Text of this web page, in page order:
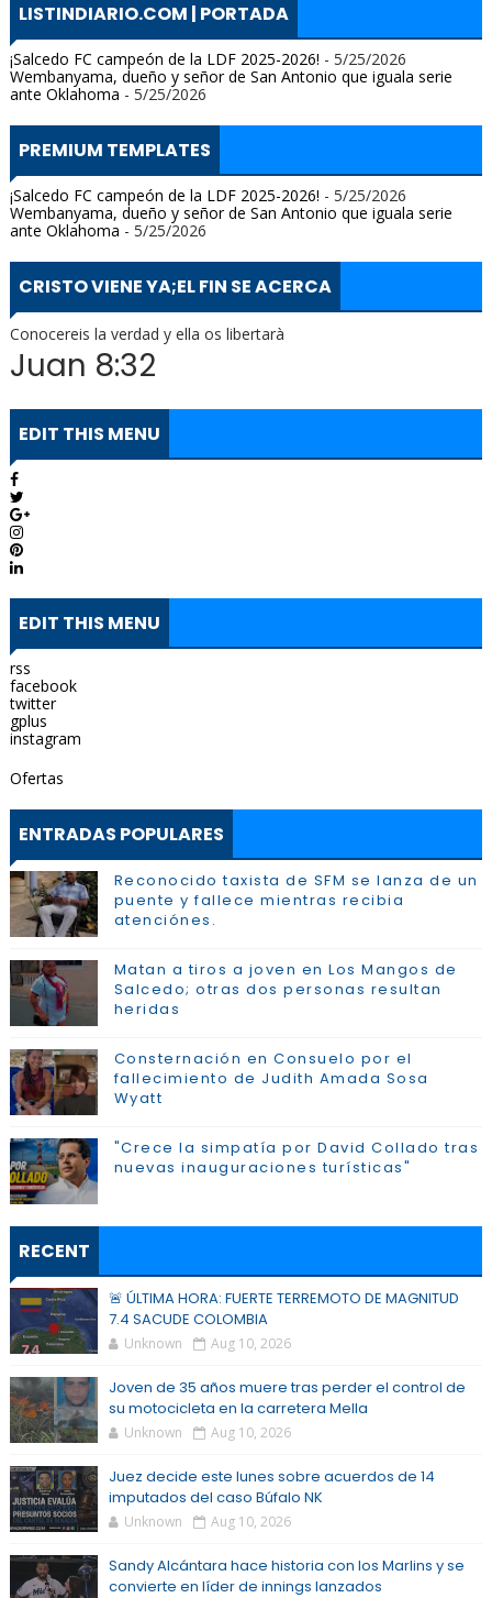
LISTINDIARIO.COM | PORTADA
¡Salcedo FC campeón de la LDF 2025-2026! - 5/25/2026
Wembanyama, dueño y señor de San Antonio que iguala serie
ante Oklahoma - 5/25/2026
PREMIUM TEMPLATES
¡Salcedo FC campeón de la LDF 2025-2026! - 5/25/2026
Wembanyama, dueño y señor de San Antonio que iguala serie
ante Oklahoma - 5/25/2026
CRISTO VIENE YA;EL FIN SE ACERCA
Conocereis la verdad y ella os libertarà
Juan 8:32
EDIT THIS MENU
EDIT THIS MENU
rss
facebook
twitter
gplus
instagram
Ofertas
ENTRADAS POPULARES
Reconocido taxista de SFM se lanza de un
puente y fallece mientras recibia
atenciónes.
Matan a tiros a joven en Los Mangos de
Salcedo; otras dos personas resultan
heridas
Consternación en Consuelo por el
fallecimiento de Judith Amada Sosa
Wyatt
"Crece la simpatía por David Collado tras
nuevas inauguraciones turísticas"
RECENT
🚨 ÚLTIMA HORA: FUERTE TERREMOTO DE MAGNITUD
7.4 SACUDE COLOMBIA
Unknown Aug 10, 2026
Joven de 35 años muere tras perder el control de
su motocicleta en la carretera Mella
Unknown Aug 10, 2026
Juez decide este lunes sobre acuerdos de 14
imputados del caso Búfalo NK
Unknown Aug 10, 2026
Sandy Alcántara hace historia con los Marlins y se
convierte en líder de innings lanzados